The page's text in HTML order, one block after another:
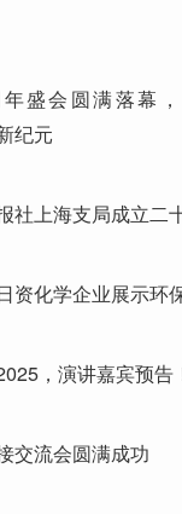
年盛会圆满落幕
纪元
社上海支局成立二
化学企业展示环
，演讲嘉宾预告
交流会圆满成功